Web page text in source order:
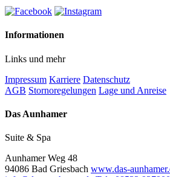
Informationen
Links und mehr
Impressum Karriere Datenschutz
AGB Stornoregelungen Lage und Anreise
Das Aunhamer
Suite & Spa
Aunhamer Weg 48
94086 Bad Griesbach www.das-